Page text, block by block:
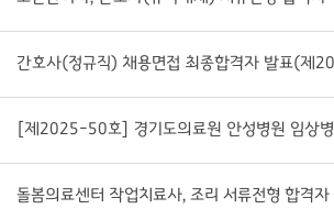
간호사(정규직) 채용면접 최종합격자 발표(제
[제2025-50호] 경기도의료원 안성병원 임상
돌봄의료센터 작업치료사, 조리 서류전형 합